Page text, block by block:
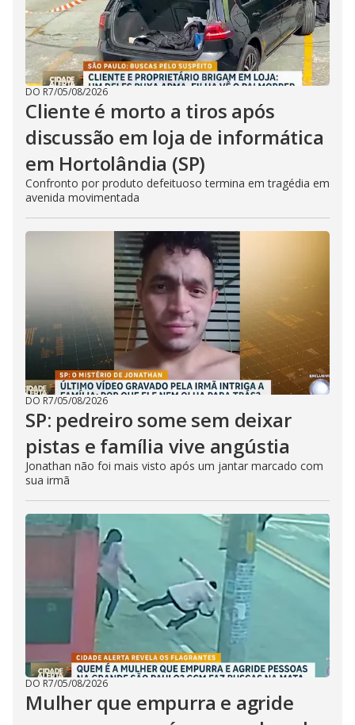
DO R7/05/08/2026
Cliente é morto a tiros após
discussão em loja de informática
em Hortolândia (SP)
Confronto por produto defeituoso termina em tragédia em
avenida movimentada
DO R7/05/08/2026
SP: pedreiro some sem deixar
pistas e família vive angústia
Jonathan não foi mais visto após um jantar marcado com
sua irmã
DO R7/05/08/2026
Mulher que empurra e agride